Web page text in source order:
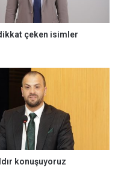
çeken isimler
konuşuyoruz